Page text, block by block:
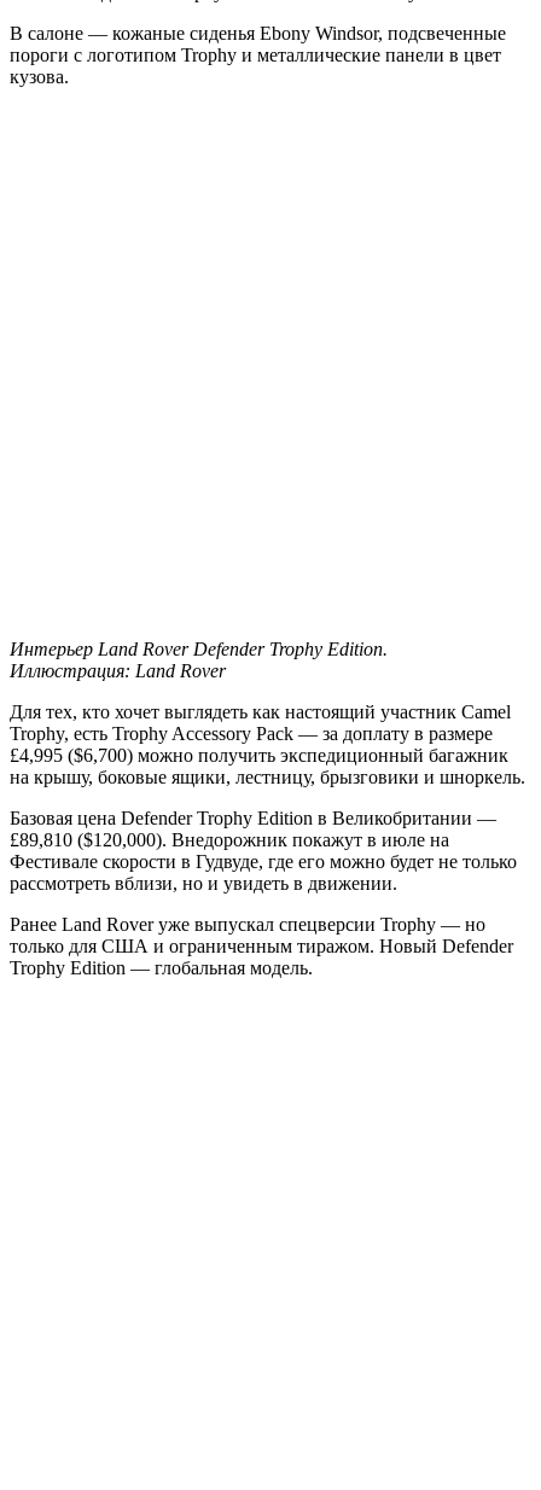
В салоне — кожаные сиденья Ebony Windsor, подсвеченные
пороги с логотипом Trophy и металлические панели в цвет
кузова.
Интерьер Land Rover Defender Trophy Edition.
Иллюстрация: Land Rover
Для тех, кто хочет выглядеть как настоящий участник Camel
Trophy, есть Trophy Accessory Pack — за доплату в размере
£4,995 ($6,700) можно получить экспедиционный багажник
на крышу, боковые ящики, лестницу, брызговики и шноркель.
Базовая цена Defender Trophy Edition в Великобритании —
£89,810 ($120,000). Внедорожник покажут в июле на
Фестивале скорости в Гудвуде, где его можно будет не только
рассмотреть вблизи, но и увидеть в движении.
Ранее Land Rover уже выпускал спецверсии Trophy — но
только для США и ограниченным тиражом. Новый Defender
Trophy Edition — глобальная модель.